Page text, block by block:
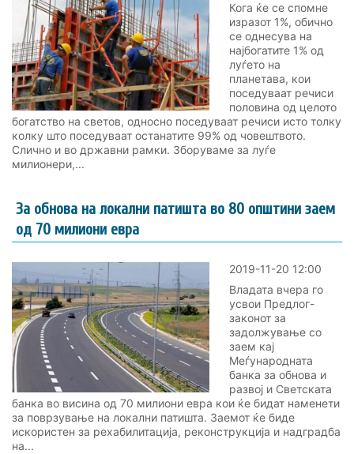
Кога ќе се спомне
изразот 1%, обично
се однесува на
најбогатите 1% од
луѓето на
планетава, кои
поседуваат речиси
половина од целото
богатство на светов, односно поседуваат речиси исто толку
колку што поседуваат останатите 99% од човештвото.
Слично и во државни рамки. Зборуваме за луѓе
милионери,...
За обнова на локални патишта во 80 општини заем
од 70 милиони евра
2019-11-20 12:00
Владата вчера го
усвои Предлог-
законот за
задолжување со
заем кај
Меѓународната
банка за обнова и
развој и Светската
банка во висина од 70 милиони евра кои ќе бидат наменети
за поврзување на локални патишта. Заемот ќе биде
искористен за рехабилитација, реконструкција и надградба
на...